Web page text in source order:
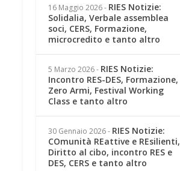
16 Maggio 2026- RIES Notizie:
Solidalia, Verbale assemblea
soci, CERS, Formazione,
microcredito e tanto altro
5 Marzo 2026- RIES Notizie:
Incontro RES-DES, Formazione,
Zero Armi, Festival Working
Class e tanto altro
30 Gennaio 2026- RIES Notizie:
COmunità REattive e REsilienti,
Diritto al cibo, incontro RES e
DES, CERS e tanto altro